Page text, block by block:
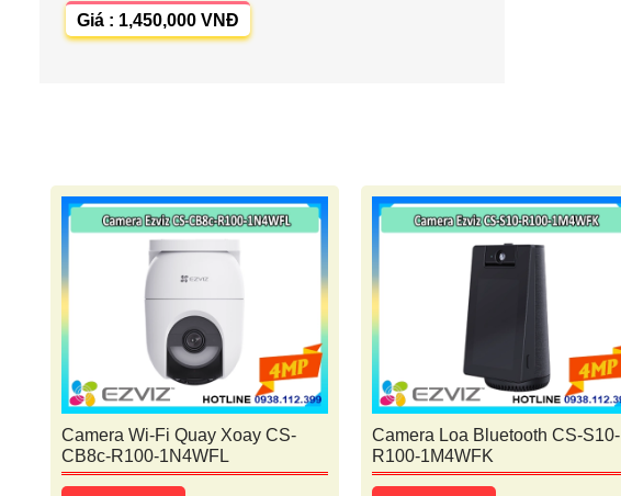
Giá : 1,450,000 VNĐ
Camera Wi-Fi Quay Xoay CS-
CB8c-R100-1N4WFL
Camera Loa Bluetooth CS-S10-
R100-1M4WFK